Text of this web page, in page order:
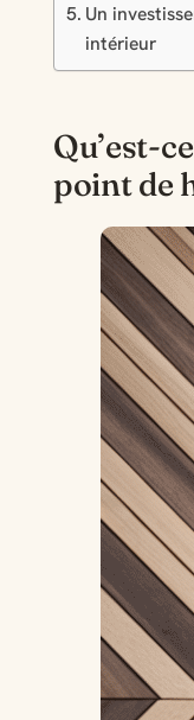
Un
intérieur
Qu’est-
point de